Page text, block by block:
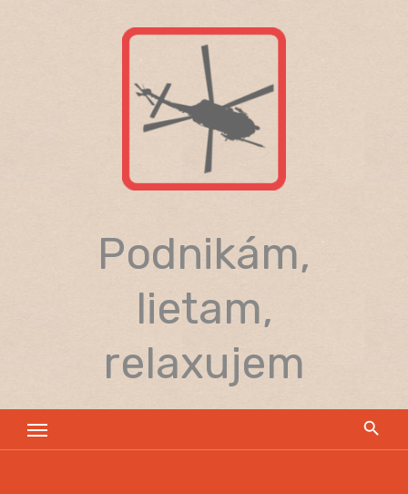
Podnikám,
lietam,
relaxujem